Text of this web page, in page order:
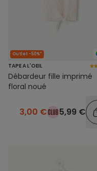
Outlet -50%*
TAPE A L'OEIL
Débardeur fille imprimé
floral noué
3,00 € 5,99 €